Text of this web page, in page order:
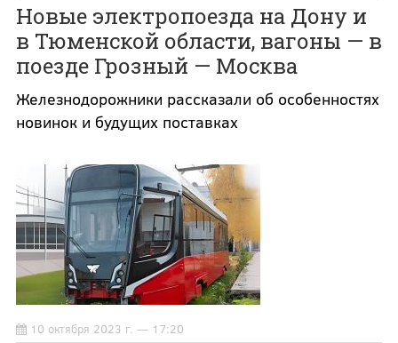
Новые электропоезда на Дону и
в Тюменской области, вагоны — в
поезде Грозный — Москва
Железнодорожники рассказали об особенностях
новинок и будущих поставках
10 октября 2023 г. — 17:20